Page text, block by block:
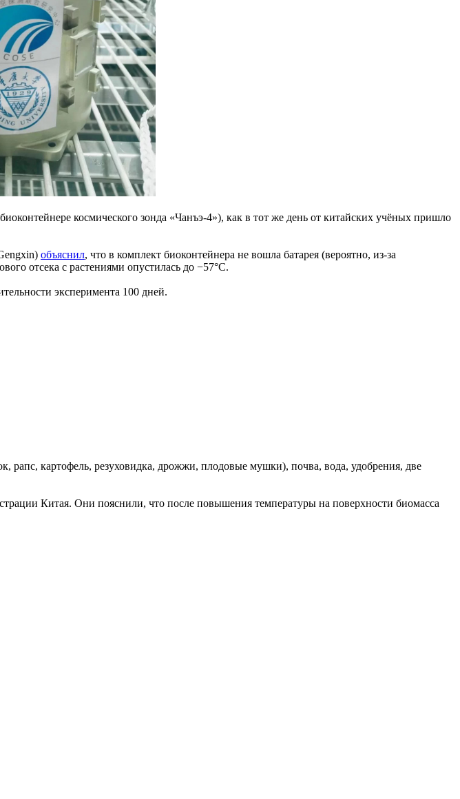
космического зонда «Чанъэ-4»), как в тот же день от китайских учёных пришло
объяснил, что в комплект биоконтейнера не вошла батарея (вероятно, из-за
отсека с растениями опустилась до −57°С.
эксперимента 100 дней.
рапс, картофель, резуховидка, дрожжи, плодовые мушки), почва, вода, удобрения, две
Китая. Они пояснили, что после повышения температуры на поверхности биомасса